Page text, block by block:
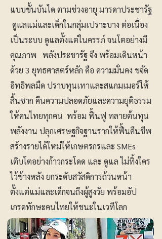
แบบขั้นบันได ตามช่วงอายุ มารดาประชารัฐ
ดูแลแม่และเด็กในกลุ่มเปราะบาง ต่อเนื่อง
เป็นระบบ ดูแลตั้งแต่ในครรภ์ จนโตอย่างมี
คุณภาพ พลังประชารัฐ จึง พร้อมเดินหน้า
ด้วย 3 ยุทธศาสตร์หลัก คือ ความมั่นคง ขจัด
อิทธิพลมืด ปราบทุนเทาและสแกมเมอร์ให้
สิ้นซาก คืนความปลอดภัยและความยุติธรรม
ให้คนไทยทุกคน พร้อม ฟื้นฟู ทลายต้นทุน
พลังงาน ปลุกเศรษฐกิจฐานรากให้ฟื้นคืนชีพ
สร้างรายได้ใหม่ให้เกษตรกรและ SMEs
เติบโตอย่างก้าวกระโดด และ ดูแล ไม่ทิ้งใคร
ไว้ข้างหลัง ยกระดับสวัสดิการถ้วนหน้า
ตั้งแต่แม่และเด็กจนถึงผู้สูงวัย พร้อมอัป
เกรดทักษะคนไทยให้ชนะในเวทีโลก